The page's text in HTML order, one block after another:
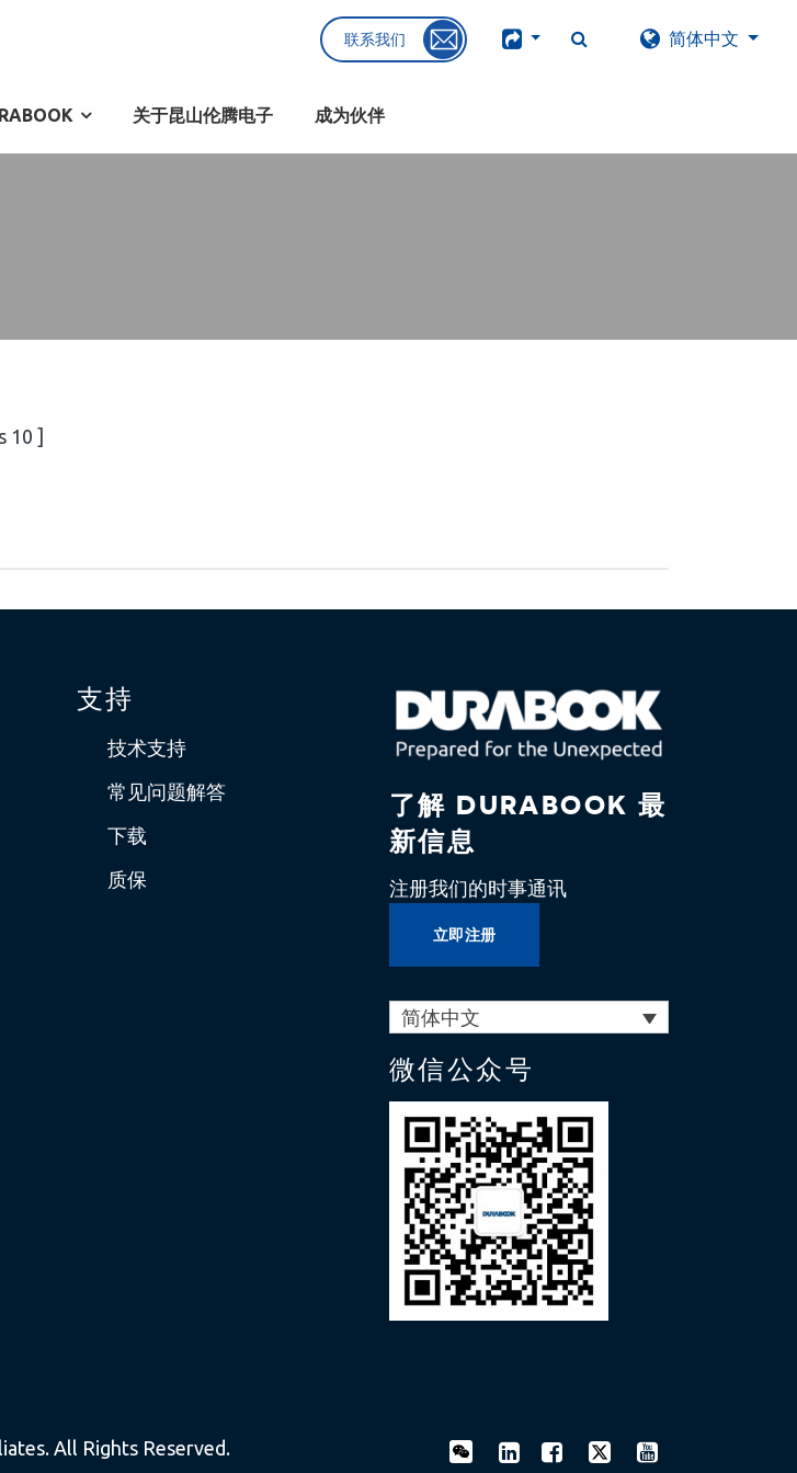
联系我们 简体中文
关于昆山伦腾电子 成为伙伴
10 ]
支持
技术支持
常见问题解答
下载
质保
了解 DURABOOK 最
新信息
注册我们的时事通讯
立即注册
简体中文
微信公众号
All Rights Reserved.